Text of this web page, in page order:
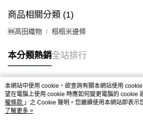
商品相關分類 (1)
🆕高田織物 榻榻米邊條
本分類熱銷全站排行
熱門標籤
本網站中使用 cookie，欲查詢有關本網站使用
望在電腦上使用 cookie 時應如何變更電腦的 cookie
權條款 」之 Cookie 聲明。您繼續使用本網站即表示
用條款之 Cookie 聲明使用 cookie。
了解更多 >